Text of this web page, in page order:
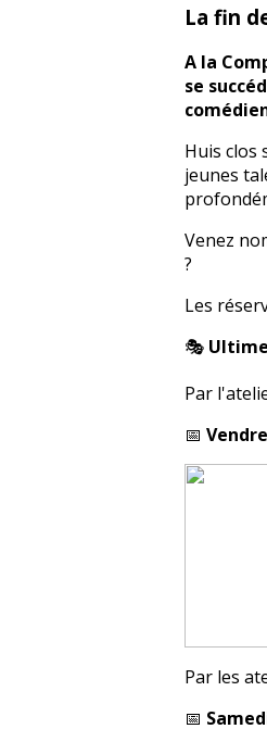
La fin
A la
se
Huis clos
jeunes
Venez
?
Les
🎭
Par
📅
Par les
📅